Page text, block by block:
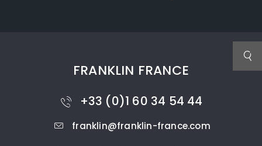
FRANKLIN FRANCE
+33 (0)1 60 34 54 44
franklin@franklin-france.com